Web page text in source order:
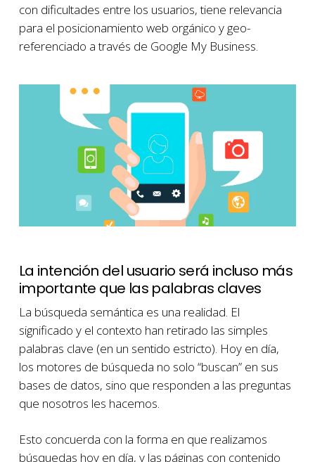
con dificultades entre los usuarios, tiene relevancia
para el posicionamiento web orgánico y geo-
referenciado a través de Google My Business.
La intención del usuario será incluso más
importante que las palabras claves
La búsqueda semántica es una realidad. El
significado y el contexto han retirado las simples
palabras clave (en un sentido estricto). Hoy en día,
los motores de búsqueda no solo “buscan” en sus
bases de datos, sino que responden a las preguntas
que nosotros les hacemos.
Esto concuerda con la forma en que realizamos
búsquedas hoy en día, y las páginas con contenido